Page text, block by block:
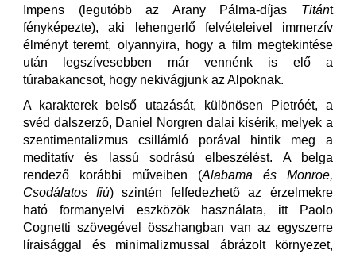
Impens (legutóbb az Arany Pálma-díjas Titánt
fényképezte), aki lehengerlő felvételeivel immerzív
élményt teremt, olyannyira, hogy a film megtekintése
után legszívesebben már vennénk is elő a
túrabakancsot, hogy nekivágjunk az Alpoknak.
A karakterek belső utazását, különösen Pietróét, a
svéd dalszerző, Daniel Norgren dalai kísérik, melyek a
szentimentalizmus csillámló porával hintik meg a
meditatív és lassú sodrású elbeszélést. A belga
rendező korábbi műveiben (Alabama és Monroe,
Csodálatos fiú) szintén felfedezhető az érzelmekre
ható formanyelvi eszközök használata, itt Paolo
Cognetti szövegével összhangban van az egyszerre
líraisággal és minimalizmussal ábrázolt környezet,